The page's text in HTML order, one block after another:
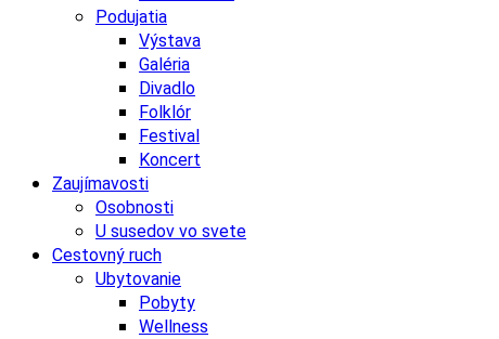
Podujatia
Výstava
Galéria
Divadlo
Folklór
Festival
Koncert
Zaujímavosti
Osobnosti
U susedov vo svete
Cestovný ruch
Ubytovanie
Pobyty
Wellness